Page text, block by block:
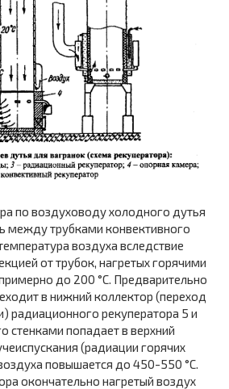
по воздуховоду холодного дутья
между трубками конвективного
воздуха вследствие
от трубок, нагретых горячими
до 200 °С. Предварительно
в нижний коллектор (переход
радиационного рекуператора 5 и
стенками попадает в верхний
(радиации горячих
повышается до 450-550 °С.
окончательно нагретый воздух